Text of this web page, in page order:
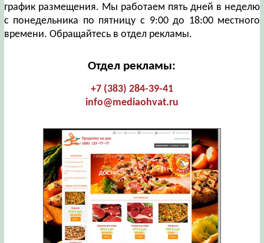
график размещения. Мы работаем пять дней в неделю
с понедельника по пятницу с 9:00 до 18:00 местного
времени. Обращайтесь в отдел рекламы.
Отдел рекламы:
+7 (383) 284-39-41
info@mediaohvat.ru